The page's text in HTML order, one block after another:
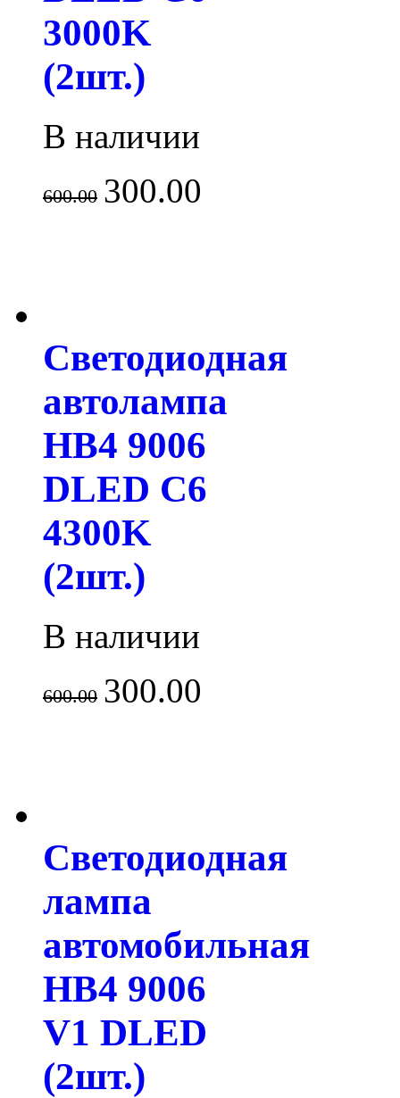
3000K
(2шт.)
В наличии
600.00 300.00
Светодиодная
автолампа
HB4 9006
DLED C6
4300K
(2шт.)
В наличии
600.00 300.00
Светодиодная
лампа
автомобильная
HB4 9006
V1 DLED
(2шт.)